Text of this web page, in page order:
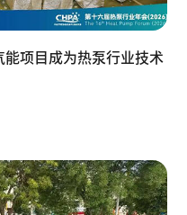
项目成为热泵行业技术